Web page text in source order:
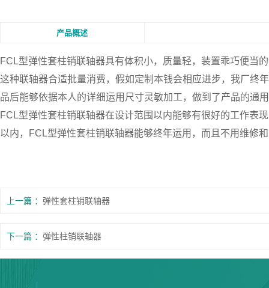
产品概述
FCL型弹性套柱销联轴器具有体积小，质量轻，装置乖巧便当
这种联轴器合适批量消费，假如定制本钱会相应进步，我厂终
品后能够依据本人的详细运用尺寸灵敏加工，做到了产品的通
FCL型弹性套柱销联轴器在设计范围以内能够有很好的工作表
以内，FCL型弹性套柱销联轴器能够终年运用，而且不用维修
上一篇 弹性套柱销联轴器
下一篇 弹性柱销联轴器